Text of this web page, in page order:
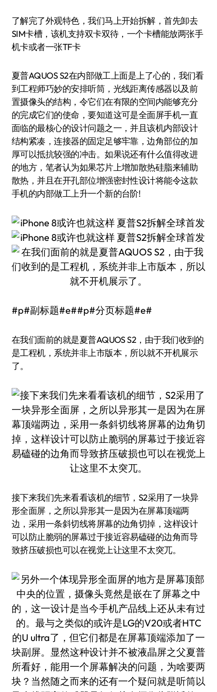
了解完了外观特色，我们马上开始拆解，首先卸去
SIM卡槽，该机支持双卡双待，一个卡槽能放两张手
机卡或者一张TF卡
夏普AQUOS S2在内部做工上面是上了心的，我们看
到工程师巧妙的安排听筒，光线距离传感器以及前
置摄像头的结构，令它们在有限的空间内能够充分
的完成它们的使命，要知道这可是全面屏手机一直
面临的最核心的设计问题之一，并且该机内部设计
结构紧凑，连接器的固定足够牢靠，边角部位的加
厚可以抵抗较强的冲击。如果说还有什么值得改进
的地方，笔者认为如果芯片上增加散热硅脂来辅助
散热，并且在开孔部位增强密封性设计将能令这款
手机的内部做工上升一个新的台阶!
#p#副标题#e##p#分页标题#e#
在我们面前的就是夏普AQUOS S2，由于我们收到的
是工程机，系统并非上市版本，所以就不开机展示
了。
接下来我们先来看看该机的细节，S2采用了一块异
形全面屏，之所以异形其一是因为在屏幕顶端两
边，采用一条斜切线将屏幕的边角切掉，这样设计
可以防止脆弱的屏幕过于接近容易磕碰的边角而导
致挤压破损也可以在视觉上让这里不太突兀。